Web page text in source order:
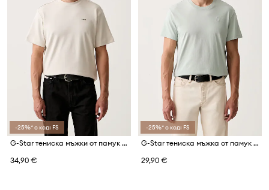
-25%* с код: FS
G-Star тениска мъжки от памук True regular
34,90 €
-25%* с код: FS
G-Star тениска мъжка от памук Base-s
29,90 €